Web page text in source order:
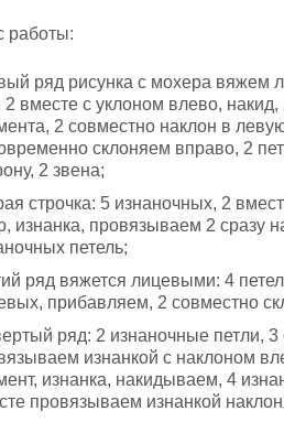
работы:
ряд рисунка с мохера вяжем
2 вместе с уклоном влево, накид,
2 совместно наклон в
склоняем вправо, 2
2 звена;
строчка: 5 изнаночных, 2
изнанка, провязываем 2 сразу
петель;
ряд вяжется лицевыми: 4
прибавляем, 2 совместно
ряд: 2 изнаночные петли,
изнанкой с наклоном
изнанка, накидываем, 4
провязываем изнанкой